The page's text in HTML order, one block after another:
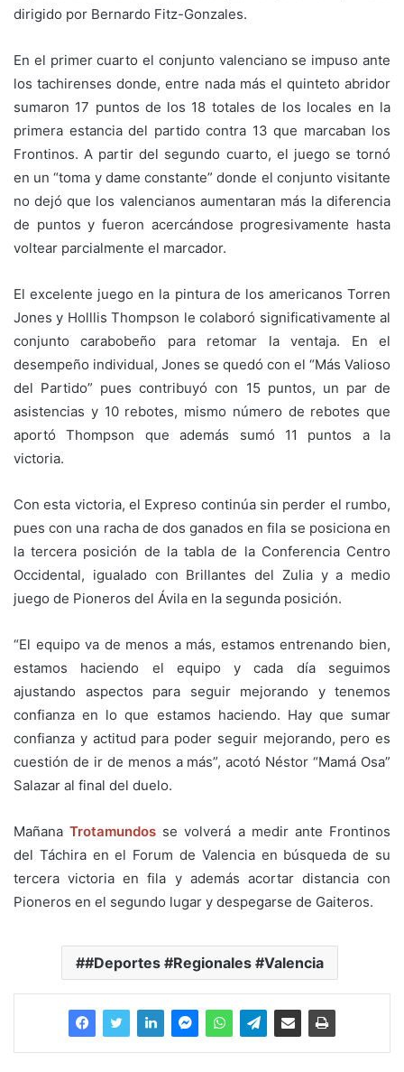
dirigido por Bernardo Fitz-Gonzales.
En el primer cuarto el conjunto valenciano se impuso ante
los tachirenses donde, entre nada más el quinteto abridor
sumaron 17 puntos de los 18 totales de los locales en la
primera estancia del partido contra 13 que marcaban los
Frontinos. A partir del segundo cuarto, el juego se tornó
en un “toma y dame constante” donde el conjunto visitante
no dejó que los valencianos aumentaran más la diferencia
de puntos y fueron acercándose progresivamente hasta
voltear parcialmente el marcador.
El excelente juego en la pintura de los americanos Torren
Jones y Holllis Thompson le colaboró significativamente al
conjunto carabobeño para retomar la ventaja. En el
desempeño individual, Jones se quedó con el “Más Valioso
del Partido” pues contribuyó con 15 puntos, un par de
asistencias y 10 rebotes, mismo número de rebotes que
aportó Thompson que además sumó 11 puntos a la
victoria.
Con esta victoria, el Expreso continúa sin perder el rumbo,
pues con una racha de dos ganados en fila se posiciona en
la tercera posición de la tabla de la Conferencia Centro
Occidental, igualado con Brillantes del Zulia y a medio
juego de Pioneros del Ávila en la segunda posición.
“El equipo va de menos a más, estamos entrenando bien,
estamos haciendo el equipo y cada día seguimos
ajustando aspectos para seguir mejorando y tenemos
confianza en lo que estamos haciendo. Hay que sumar
confianza y actitud para poder seguir mejorando, pero es
cuestión de ir de menos a más”, acotó Néstor “Mamá Osa”
Salazar al final del duelo.
Mañana Trotamundos se volverá a medir ante Frontinos
del Táchira en el Forum de Valencia en búsqueda de su
tercera victoria en fila y además acortar distancia con
Pioneros en el segundo lugar y despegarse de Gaiteros.
#Deportes #Regionales #Valencia